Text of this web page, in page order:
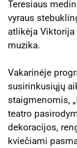
Teresiaus
vyraus
atlikėja
muzika.
Vakarinėje
susirinkusiųjų
staigmenomis,
teatro
dekoracijos,
kviečiami